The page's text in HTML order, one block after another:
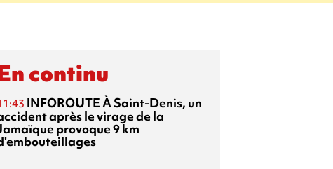
continu
INFOROUTEÀ Saint-Denis, un
après le virage de la
provoque 9 km